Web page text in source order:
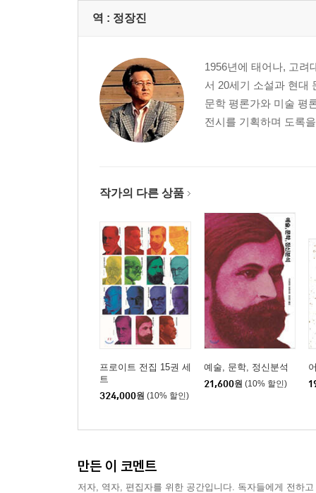
역 : 정장진
1956년에 태어나, 고려
서 20세기 소설과 현대
문학 평론가와 미술 평
전시를 기획하며 도록
작가의 다른 상품
프로이트 전집 15권 세
트
324,000원 (10% 할인)
예술, 문학, 정신분석
21,600원 (10% 할인)
만든 이 코멘트
저자, 역자, 편집자를 위한 공간입니다. 독자들에게 전하